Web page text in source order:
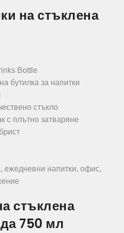
на стъклена
Bottle
бутилка за напитки
стъкло
с плътно затваряне
ежедневни напитки, офис,
стъклена
750 мл